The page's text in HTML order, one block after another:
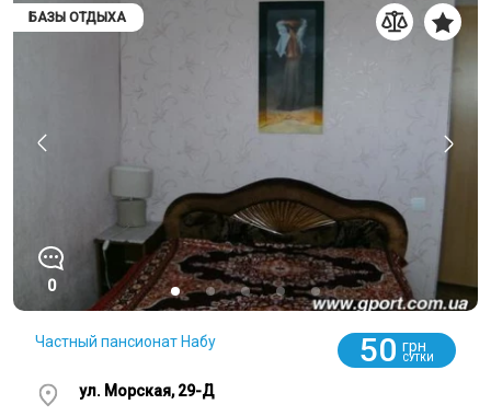
БАЗЫ ОТДЫХА
0
Частный пансионат Набу 50 грн
СУТКИ
ул. Морская, 29-Д